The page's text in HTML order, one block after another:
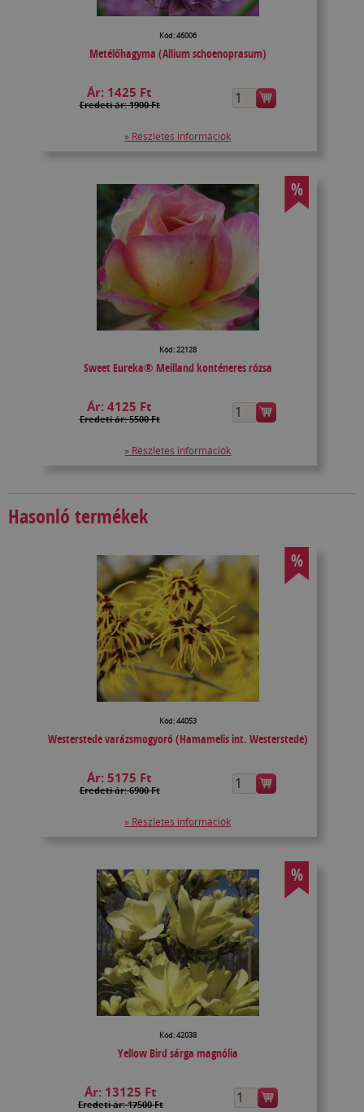
Kód: 46006
Metélőhagyma (Allium schoenoprasum)
Ár: 1425 Ft
Eredeti ár: 1900 Ft
» Részletes információk
%
Kód: 22128
Sweet Eureka® Meilland konténeres rózsa
Ár:4125 Ft
Eredeti ár: 5500 Ft
» Részletes információk
Hasonló termékek
%
Kód: 44053
Westerstede varázsmogyoró (Hamamelis int. Westerstede)
Ár:5175 Ft
Eredeti ár: 6900 Ft
» Részletes információk
%
Kód: 42038
Yellow Bird sárga magnólia
Ár: 13125 Ft
Eredeti ár: 17500 Ft